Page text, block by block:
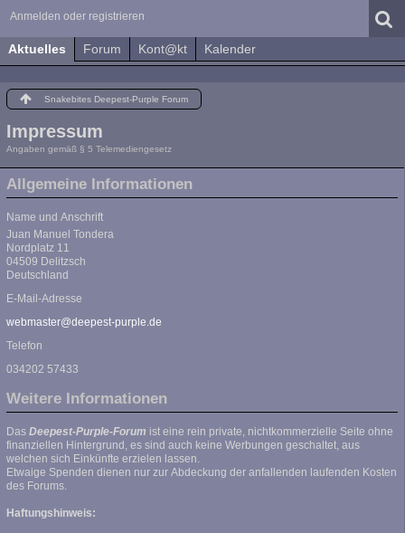
Anmelden oder registrieren
Aktuelles Forum Kont@kt Kalender
Snakebites Deepest-Purple Forum
Impressum
Angaben gemäß § 5 Telemediengesetz
Allgemeine Informationen
Name und Anschrift
Juan Manuel Tondera
Nordplatz 11
04509 Delitzsch
Deutschland
E-Mail-Adresse
webmaster@deepest-purple.de
Telefon
034202 57433
Weitere Informationen
Das Deepest-Purple-Forum ist eine rein private, nichtkommerzielle Seite ohne
finanziellen Hintergrund, es sind auch keine Werbungen geschaltet, aus
welchen sich Einkünfte erzielen lassen.
Etwaige Spenden dienen nur zur Abdeckung der anfallenden laufenden Kosten
des Forums.
Haftungshinweis: